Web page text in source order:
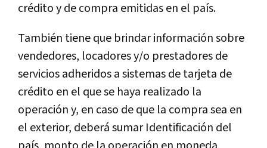
crédito y de compra emitidas en el país.
También tiene que brindar información sobre
vendedores, locadores y/o prestadores de
servicios adheridos a sistemas de tarjeta de
crédito en el que se haya realizado la
operación y, en caso de que la compra sea en
el exterior, deberá sumar Identificación del